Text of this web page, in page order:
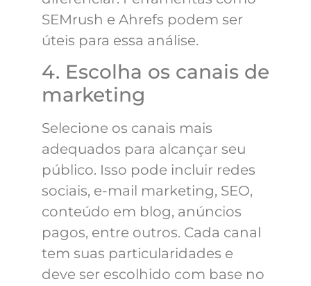
SEMrush e Ahrefs podem ser
úteis para essa análise.
4. Escolha os canais de
marketing
Selecione os canais mais
adequados para alcançar seu
público. Isso pode incluir redes
sociais, e-mail marketing, SEO,
conteúdo em blog, anúncios
pagos, entre outros. Cada canal
tem suas particularidades e
deve ser escolhido com base no